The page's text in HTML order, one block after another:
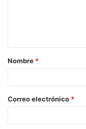
Nombre *
Correo electrónico *